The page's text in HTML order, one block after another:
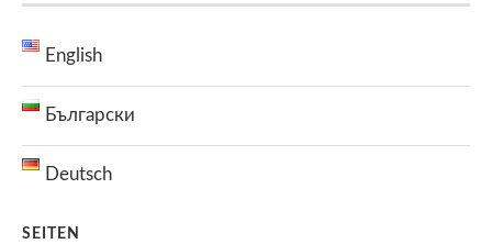
English
Български
Deutsch
SEITEN